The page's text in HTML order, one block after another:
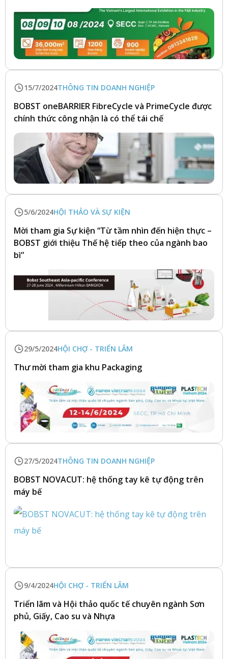
15/7/2024THÔNG TIN DOANH NGHIỆP
BOBST oneBARRIER FibreCycle và PrimeCycle được
chính thức công nhận là có thể tái chế
5/6/2024HỘI THẢO VÀ SỰ KIỆN
Mời tham gia Sự kiện “Từ tầm nhìn đến hiện thực –
BOBST giới thiệu Thế hệ tiếp theo của ngành bao
bì”
29/5/2024HỘI CHỢ - TRIỂN LÃM
Thư mời tham gia khu Packaging
27/5/2024THÔNG TIN DOANH NGHIỆP
BOBST NOVACUT: hệ thống tay kê tự động trên
máy bế
9/4/2024HỘI CHỢ - TRIỂN LÃM
Triển lãm và Hội thảo quốc tế chuyên ngành Sơn
phủ, Giấy, Cao su và Nhựa